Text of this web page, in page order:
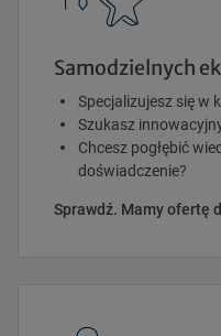
Samodzielnych
Specjalizujesz się w
Szukasz
Chcesz pogłębić
doświadczenie?
Sprawdź. Mamy ofertę